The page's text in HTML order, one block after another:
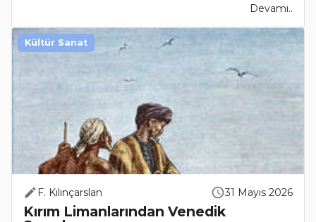
Devamı..
F. Kılınçarslan 31 Mayıs 2026
Kırım Limanlarından Venedik
Kültür Sanat